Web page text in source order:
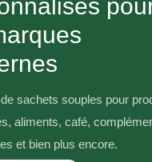
sachets souples pour
aliments, café,
et bien plus encore.